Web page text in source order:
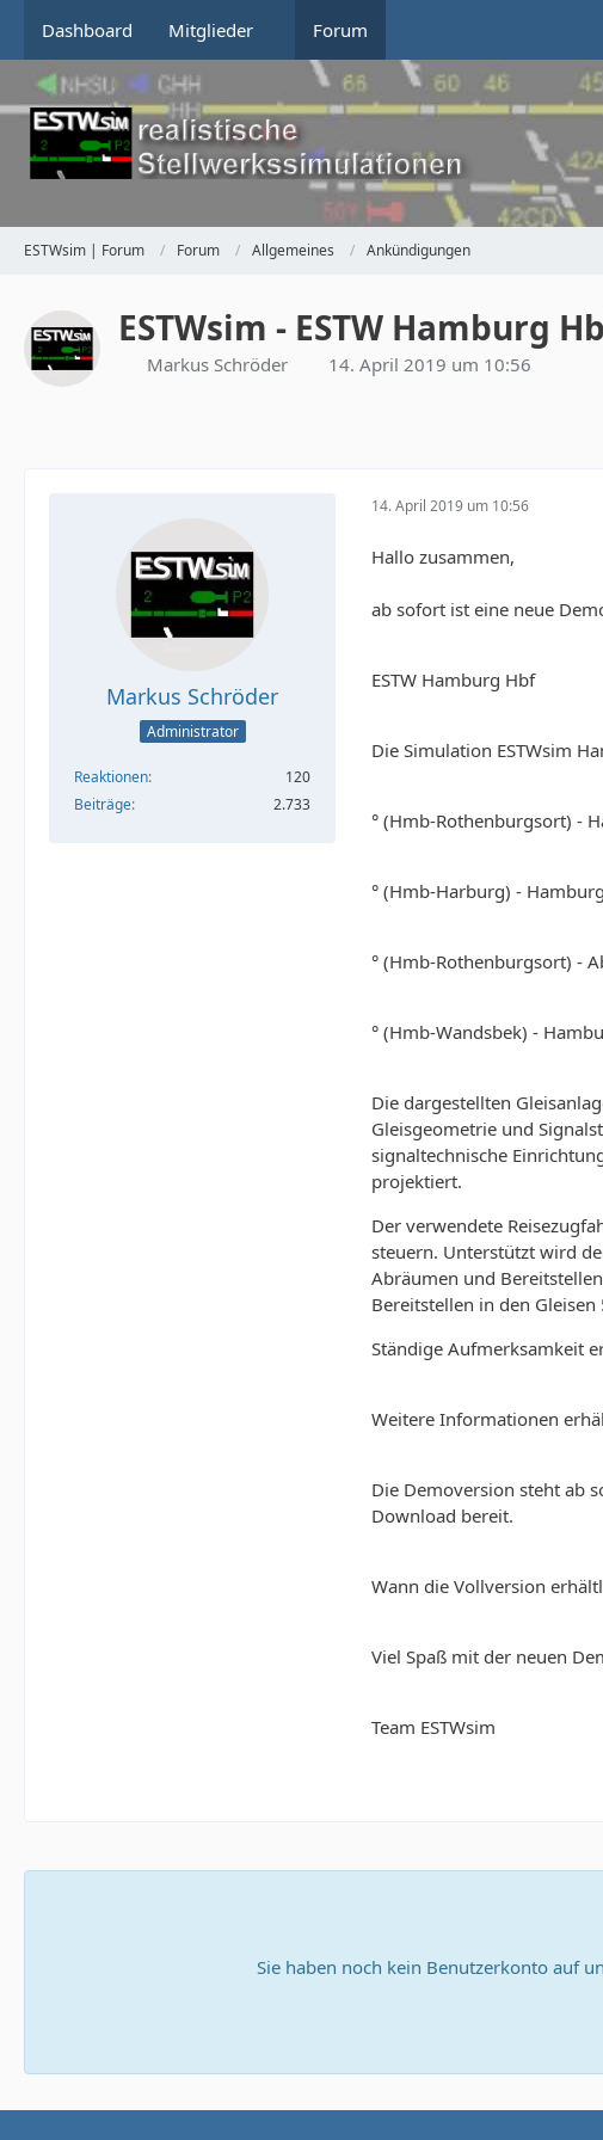
Dashboard Mitglieder Forum
ESTWsim | Forum Forum Allgemeines Ankündigungen
ESTWsim - ESTW Hamburg
Markus Schröder 14. April 2019 um 10:56
Markus Schröder
Administrator
Reaktionen
120
Beiträge
2.733
14. April 2019 um 10:56
Hallo zusammen,
ab sofort ist eine neue
ESTW Hamburg Hbf
Die Simulation ESTWsim
° (Hmb-Rothenburgsort) -
° (Hmb-Harburg) -
° (Hmb-Rothenburgsort) -
° (Hmb-Wandsbek) -
Die dargestellten
Gleisgeometrie und
signaltechnische
projektiert.
Der verwendete
steuern. Unterstützt wird
Abräumen und
Bereitstellen in den
Ständige Aufmerksamkeit
Weitere Informationen
Die Demoversion steht ab
Download bereit.
Wann die Vollversion
Viel Spaß mit der neuen
Team ESTWsim
Sie haben noch kein Benutzerkonto auf